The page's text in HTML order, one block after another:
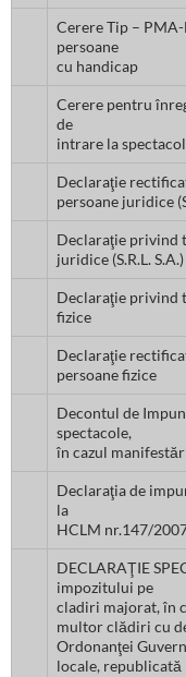
Cerere Tip –
persoane
cu handicap
Cerere pentru
de
intrare la
Declaraţie
persoane juridice
Declaraţie privind
juridice (S.R.L. S.A.)
Declaraţie privind
fizice
Declaraţie
persoane fizice
Decontul de
spectacole,
în cazul
Declaraţia de
la
HCLM nr.147/
DECLARAŢIE
impozitului pe
cladiri majorat, în
multor clădiri cu
Ordonanţei
locale,